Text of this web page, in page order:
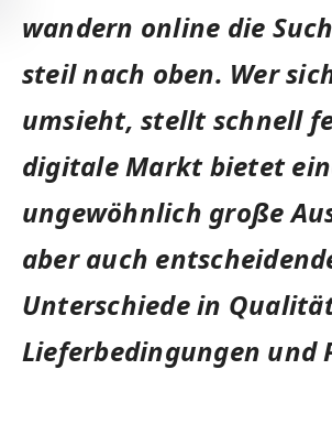
wandern online die
steil nach oben. Wer
umsieht, stellt schnell
digitale Markt bietet
ungewöhnlich große
aber auch
Unterschiede in
Lieferbedingungen und